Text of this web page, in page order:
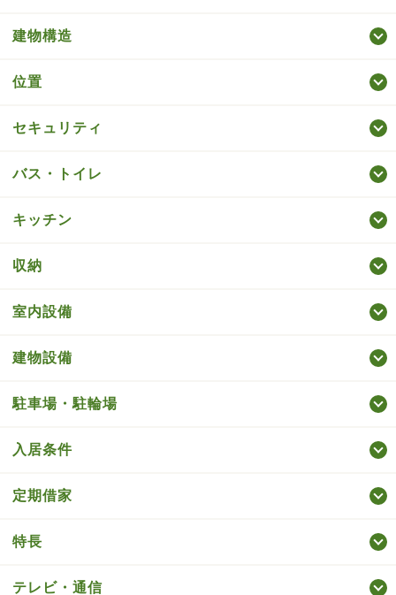
建物構造
位置
セキュリティ
バス・トイレ
キッチン
収納
室内設備
建物設備
駐車場・駐輪場
入居条件
定期借家
特長
テレビ・通信